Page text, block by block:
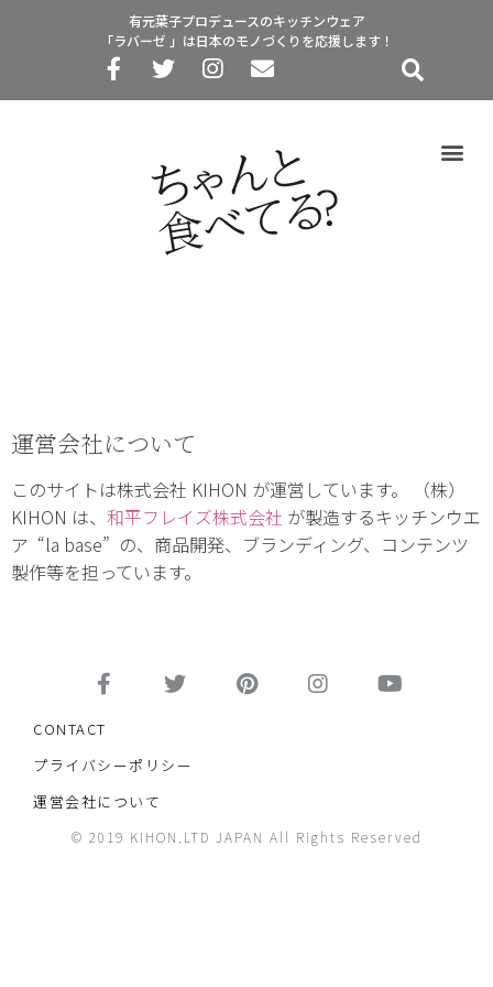
有元葉子プロデュースのキッチンウェア
「ラバーゼ 」は日本のモノづくりを応援します！
運営会社について
このサイトは株式会社 KIHON が運営しています。 （株）
KIHON は、 和平フレイズ株式会社 が製造するキッチンウエ
ア “la base” の、商品開発、ブランディング、コンテンツ
製作等を担っています。
CONTACT
プライバシーポリシー
運営会社について
© 2019 KIHON.LTD JAPAN All Rights Reserved